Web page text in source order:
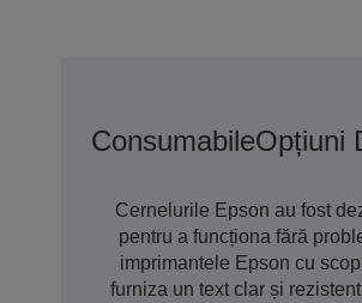
ConsumabileOpțiuni
Cernelurile Epson au fost
pentru a funcționa fără
imprimantele Epson cu
furniza un text clar și